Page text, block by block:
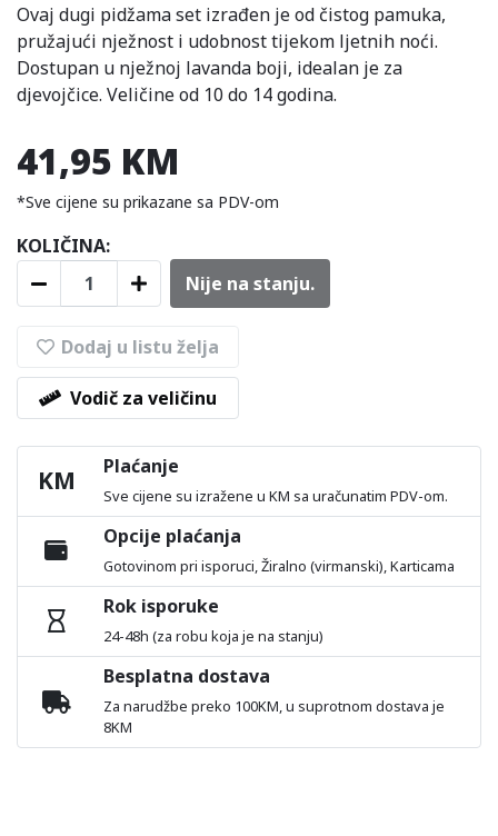
Ovaj dugi pidžama set izrađen je od čistog pamuka,
pružajući nježnost i udobnost tijekom ljetnih noći.
Dostupan u nježnoj lavanda boji, idealan je za
djevojčice. Veličine od 10 do 14 godina.
41,95 KM
*Sve cijene su prikazane sa PDV-om
KOLIČINA:
Nije na stanju.
Dodaj u listu želja
Vodič za veličinu
KM Plaćanje
Sve cijene su izražene u KM sa uračunatim PDV-om.
Opcije plaćanja
Gotovinom pri isporuci, Žiralno (virmanski), Karticama
Rok isporuke
24-48h (za robu koja je na stanju)
Besplatna dostava
Za narudžbe preko 100KM, u suprotnom dostava je
8KM